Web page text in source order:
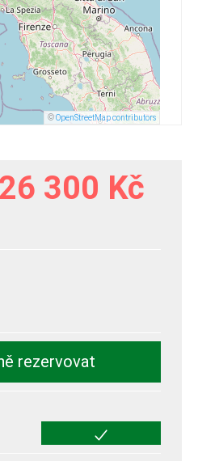
©OpenStreetMap contributors
26 300 Kč
rezervovat